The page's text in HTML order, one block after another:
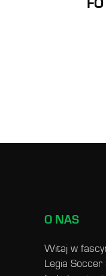
O NAS
Witaj w
Legia Soccer